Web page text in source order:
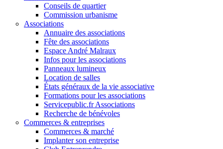
Conseils de quartier
Commission urbanisme
Associations
Annuaire des associations
Fête des associations
Espace André Malraux
Infos pour les associations
Panneaux lumineux
Location de salles
États généraux de la vie associative
Formations pour les associations
Servicepublic.fr Associations
Recherche de bénévoles
Commerces & entreprises
Commerces & marché
Implanter son entreprise